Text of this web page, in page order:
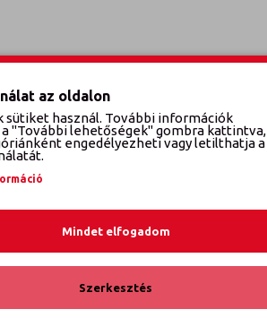
az oldalon
sütiket használ. További információk
"További lehetőségek" gombra kattintva,
engedélyezheti vagy letilthatja a
Mindet elfogadom
Szerkesztés